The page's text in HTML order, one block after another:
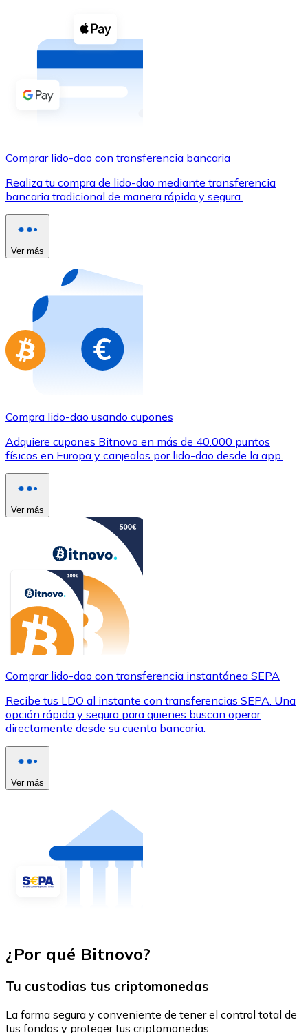
Comprar con efectivo
Transferencia SEPA
Añade fondos a tu cuenta Bitnovo o realiza compras
Utiliza tarjetas Visa y Mastercard para comprar
Comprar con tarjeta
Tienda - Tarjetas regalo
Compra tarjetas regalo de tus marcas favoritas con
Ir a la tienda de tarjetas regalo
Comprar lido-dao con transferencia bancaria
Realiza tu compra de lido-dao mediante transferencia
bancaria tradicional de manera rápida y segura.
Ver más
Compra lido-dao usando cupones
Adquiere cupones Bitnovo en más de 40.000 puntos
físicos en Europa y canjealos por lido-dao desde la app.
Ver más
Comprar lido-dao con transferencia instantánea SEPA
Recibe tus LDO al instante con transferencias SEPA. Una
opción rápida y segura para quienes buscan operar
directamente desde su cuenta bancaria.
Ver más
¿Por qué Bitnovo?
Tu custodias tus criptomonedas
La forma segura y conveniente de tener el control total de
tus fondos y proteger tus criptomonedas.